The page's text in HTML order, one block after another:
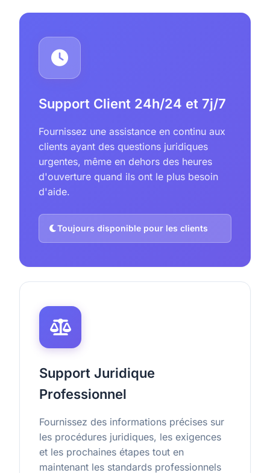
Support Client 24h/24 et 7j/7
Fournissez une assistance en continu aux
clients ayant des questions juridiques
urgentes, même en dehors des heures
d'ouverture quand ils ont le plus besoin
d'aide.
Toujours disponible pour les clients
Support Juridique
Professionnel
Fournissez des informations précises sur
les procédures juridiques, les exigences
et les prochaines étapes tout en
maintenant les standards professionnels